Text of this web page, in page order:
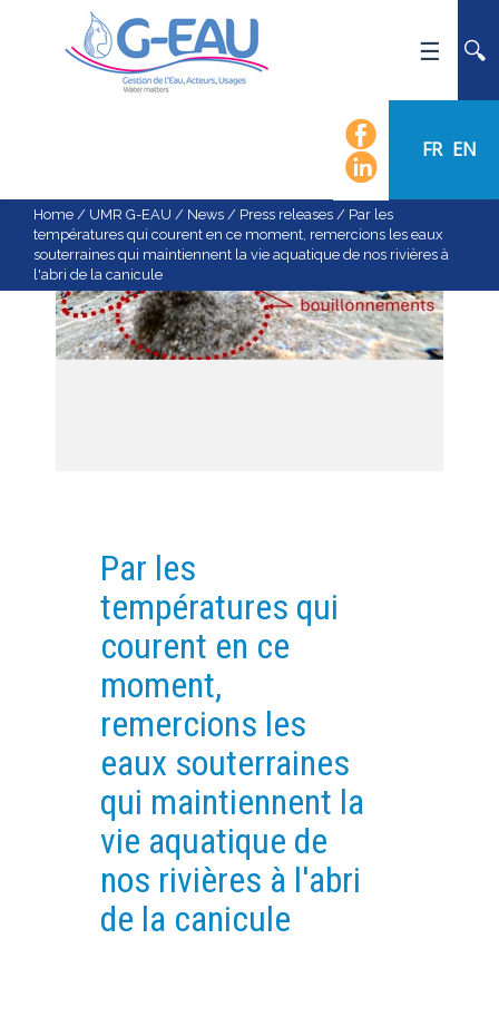
FR EN
NEWS
EVENTS
CALENDAR OF EVENTS
FLOW CHART
STAFF
GEOGRAPHIC LOCATIONS
CURRENT PROJECTS
COMPLETED PROJECTS
UMR NETWORKS
TRAINING COURSES
MASTER
ENGINEERING
EDUCATION AND TRAINING
DOCTORAL TRAINING
THESES IN PROGRESS
Home / UMR G-EAU / News / Press releases / Par les
températures qui courent en ce moment, remercions les eaux
souterraines qui maintiennent la vie aquatique de nos rivières à
l'abri de la canicule
Par les
températures qui
courent en ce
moment,
remercions les
eaux souterraines
qui maintiennent la
vie aquatique de
nos rivières à l'abri
de la canicule